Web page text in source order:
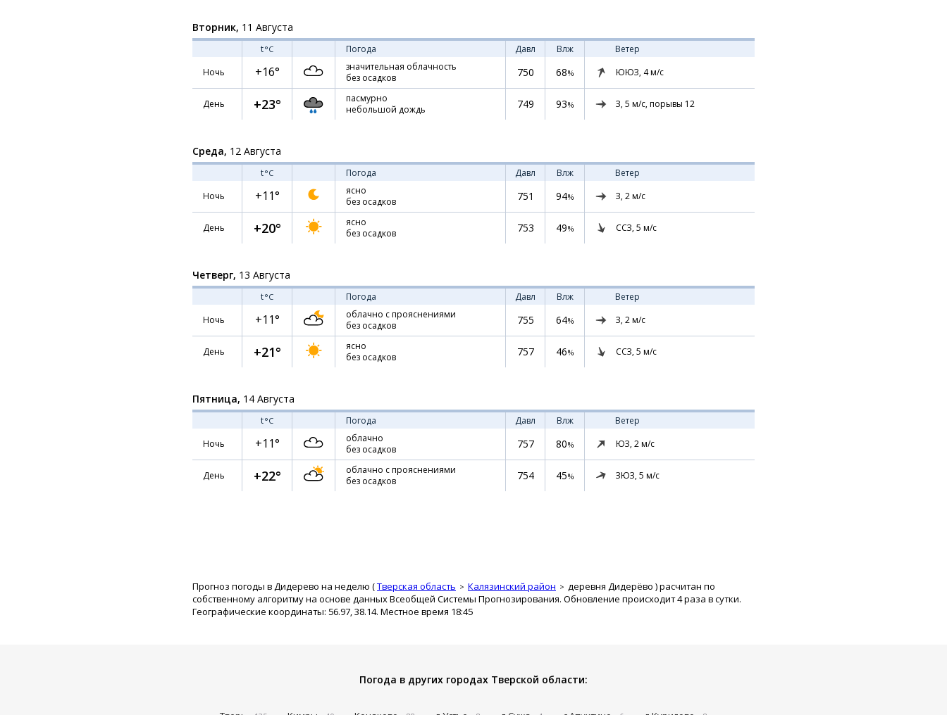
Вторник, 11 Августа
t°C Погода Давл Влж
Ветер
Ночь
+16°
значительная облачность
без осадков
750 68% ЮЮЗ, 4м/с
День +23°
пасмурно
небольшой дождь
749 93% З, 5 м/с, порывы 12
Среда, 12 Августа
t°C Погода Давл Влж
Ветер
Ночь
+11°
ясно
без осадков
751 94% З, 2м/с
День +20°
ясно
без осадков
753 49% ССЗ, 5 м/с
Четверг, 13 Августа
t°C Погода Давл Влж
Ветер
Ночь
+11°
облачно с прояснениями
без осадков
755 64% З, 2м/с
День +21°
ясно
без осадков
757 46% ССЗ, 5 м/с
Пятница, 14 Августа
t°C Погода Давл Влж
Ветер
Ночь
+11°
облачно
без осадков
757 80% ЮЗ, 2м/с
День +22°
облачно с прояснениями
без осадков
754 45% ЗЮЗ, 5 м/с
Прогноз погоды в Дидерево на неделю (Тверская область Калязинский район деревня Дидерёво ) расчитан по
собственному алгоритму на основе данных Всеобщей Системы Прогнозирования. Обновление происходит 4 раза в сутки.
Географические координаты: 56.97, 38.14. Местное время 18:45
Погода в других городах Тверской области: